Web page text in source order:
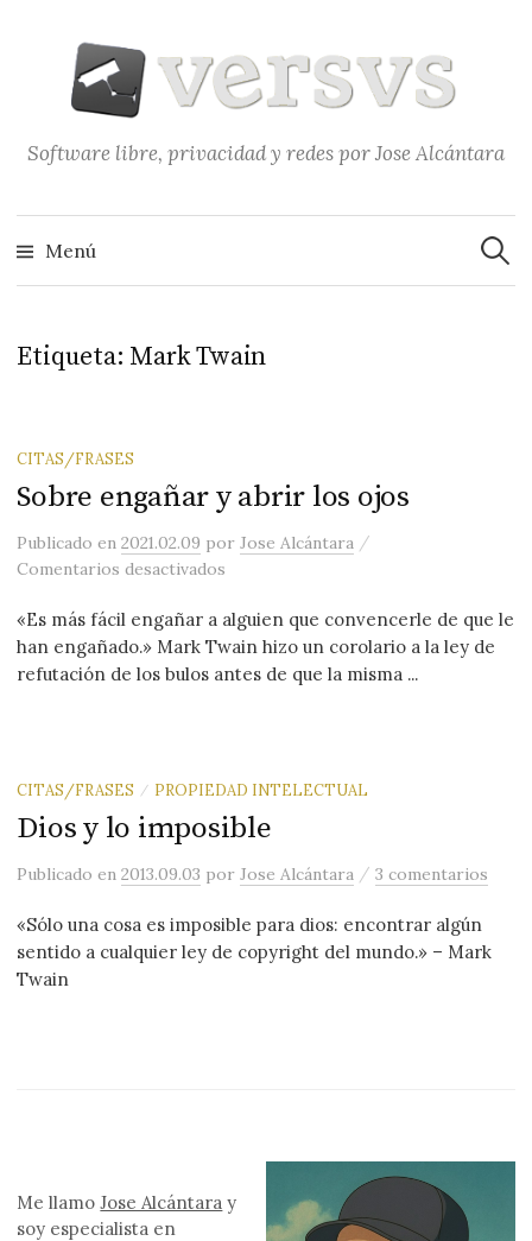
contenido
Software libre, privacidad y redes por Jose Alcántara
Menú
Etiqueta: Mark Twain
CITAS/FRASES
Sobre engañar y abrir los ojos
Publicadoen2021.02.09 porJose Alcántara /
Comentarios desactivados
«Es más fácil engañar a alguien que convencerle de que le
han engañado.» Mark Twain hizo un corolario a la ley de
refutación de los bulos antes de que la misma ...
CITAS/FRASES / PROPIEDAD INTELECTUAL
Dios y lo imposible
Publicadoen2013.09.03 porJose Alcántara /3 comentarios
«Sólo una cosa es imposible para dios: encontrar algún
sentido a cualquier ley de copyright del mundo.» – Mark
Twain
Me llamoJose Alcántara y
soy especialista en